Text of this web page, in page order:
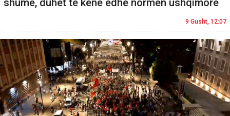
shumë, duhet të kenë edhe normën ushqimore
9 Gusht, 12:07